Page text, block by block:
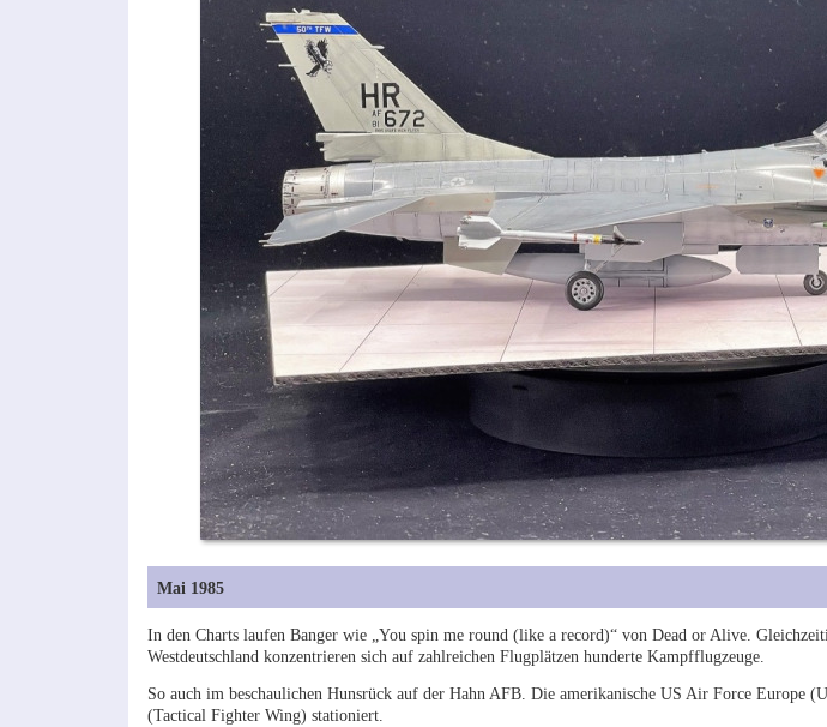
Mai 1985
In den Charts laufen Banger wie „You spin me round (like a record)“ von Dead or Alive.
Westdeutschland konzentrieren sich auf zahlreichen Flugplätzen hunderte Kampfflugzeuge.
So auch im beschaulichen Hunsrück auf der Hahn AFB. Die amerikanische US Air Force Europe
(Tactical Fighter Wing) stationiert.